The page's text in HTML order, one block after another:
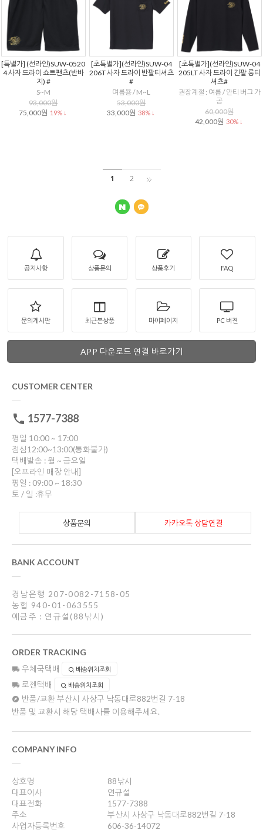
[특별가] (선라인)SUW-0520
4 사자 드라이 쇼트팬츠(반바
지) #
S~M
93,000원
75,000원 19% ↓
[초특별가](선라인)SUW-04
206T 사자 드라이 반팔티셔츠
#
여름용 / M~L
53,000원
33,000원 38% ↓
[초특별가](선라인)SUW-04
205LT 사자 드라이 긴팔 롱티
셔츠#
권장계절 : 여름 / 안티 버그 가
공
60,000원
42,000원 30% ↓
1 2
공지사항 상품문의 상품후기 FAQ
문의게시판 최근본상품 마이페이지 PC 버젼
APP 다운로드 연결 바로가기
CUSTOMER CENTER
1577-7388
평일 10:00 ~ 17:00
점심12:00~13:00(통화불가)
택배발송 : 월 ~ 금요일
[오프라인 매장 안내]
평일 : 09:00 ~ 18:30
토 / 일 :휴무
카카오톡 상담연결
상품문의
BANK ACCOUNT
경남은행 207-0082-7158-05
농협 940-01-063555
예금주 : 연규설(88낚시)
ORDER TRACKING
우체국택배 배송위치조회
로젠택배 배송위치조회
반품/교환 부산시 사상구 낙동대로882번길 7-18
반품 및 교환시 해당 택배사를 이용해주세요.
COMPANY INFO
상호명
88낚시
대표이사
연규설
대표전화
1577-7388
주소
부산시 사상구 낙동대로882번길 7-18
사업자등록번호
606-36-14072